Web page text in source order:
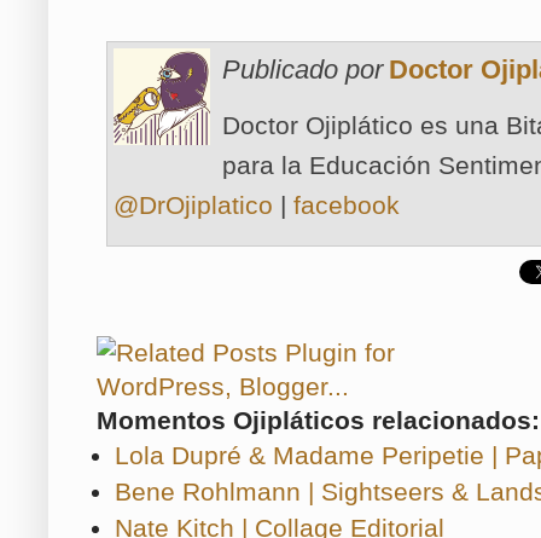
Publicado por Doctor
Doctor Ojiplático es una
para la Educación
@DrOjiplatico | facebook
Momentos Ojipláticos relacionados:
Lola Dupré & Madame Peripetie |
Bene Rohlmann | Sightseers &
Nate Kitch | Collage Editorial